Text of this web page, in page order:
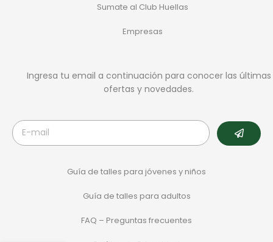
Sumate al Club Huellas
Empresas
Ingresa tu email a continuación para conocer las últimas
ofertas y novedades.
Guía de talles para jóvenes y niños
Guía de talles para adultos
FAQ – Preguntas frecuentes